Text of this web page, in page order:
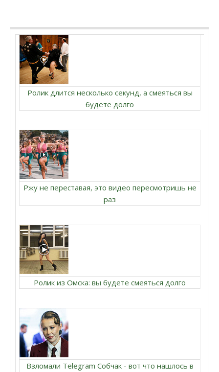
Ролик длится несколько секунд, а смеяться вы
будете долго
Ржу не переставая, это видео пересмотришь не
раз
Ролик из Омска: вы будете смеяться долго
Взломали Telegram Собчак - вот что нашлось в